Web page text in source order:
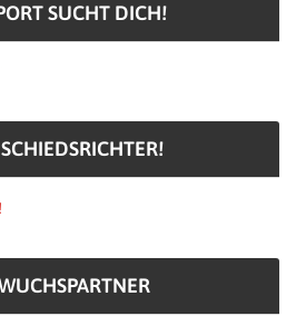
SUCHT DICH!